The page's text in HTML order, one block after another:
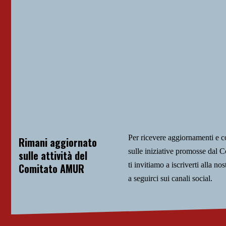
Rimani aggiornato
sulle attività del
Comitato AMUR
Per ricevere aggiornamenti e
sulle iniziative promosse dal
ti invitiamo a iscriverti alla
a seguirci sui canali social.